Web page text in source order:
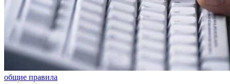
общие правила